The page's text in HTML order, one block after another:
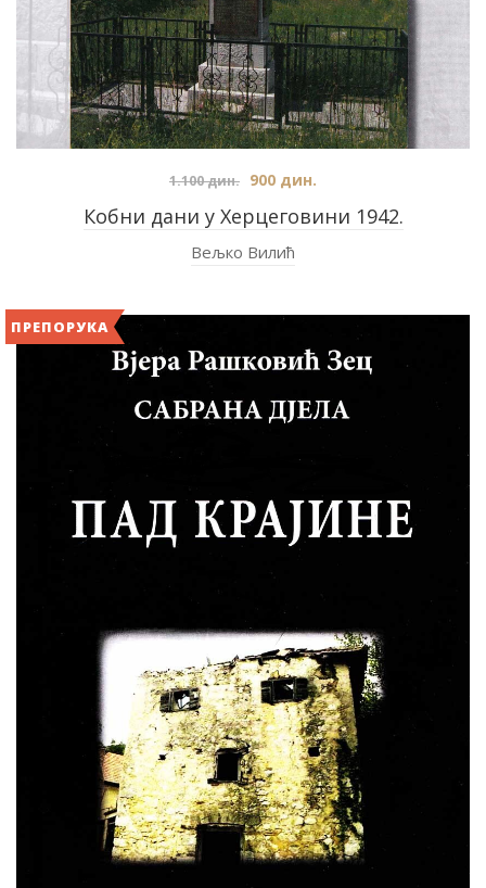
Кобни дани у Херцеговини 1942.
1.100дин. 900 дин.
Вељко Вилић
ПРЕПОРУКА